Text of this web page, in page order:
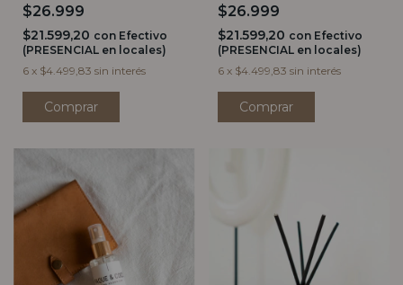
$26.999
$21.599,20 con Efectivo
(PRESENCIAL en locales)
6 x $4.499,83 sin interés
$26.999
$21.599,20 con Efectivo
(PRESENCIAL en locales)
6 x $4.499,83 sin interés